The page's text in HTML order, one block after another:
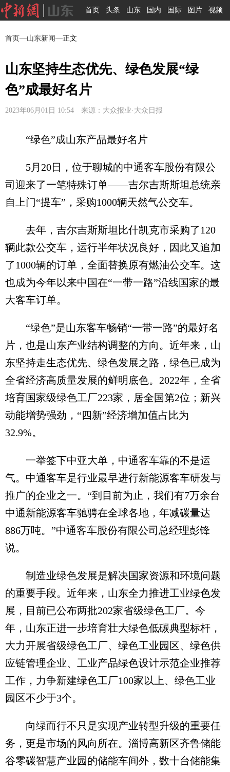
首页 头条 山东 国内 国际 图片 视频
首页—山东新闻—正文
山东坚持生态优先、绿色发展“绿
色”成最好名片
2023年06月01日 10:54 来源：大众报业·大众日报
“绿色”成山东产品最好名片
5月20日，位于聊城的中通客车股份有限公
司迎来了一笔特殊订单——吉尔吉斯斯坦总统亲
自上门“提车”，采购1000辆天然气公交车。
去年，吉尔吉斯斯坦比什凯克市采购了120
辆此款公交车，运行半年状况良好，因此又追加
了1000辆的订单，全面替换原有燃油公交车。这
也成为今年以来中国在“一带一路”沿线国家的最
大客车订单。
“绿色”是山东客车畅销“一带一路”的最好名
片，也是山东产业结构调整的方向。近年来，山
东坚持走生态优先、绿色发展之路，绿色已成为
全省经济高质量发展的鲜明底色。2022年，全省
培育国家级绿色工厂223家，居全国第2位；新兴
动能增势强劲，“四新”经济增加值占比为
32.9%。
一举签下中亚大单，中通客车靠的不是运
气。中通客车是行业最早进行新能源客车研发与
推广的企业之一。“到目前为止，我们有7万余台
中通新能源客车驰骋在全球各地，年减碳量达
886万吨。”中通客车股份有限公司总经理彭锋
说。
制造业绿色发展是解决国家资源和环境问题
的重要手段。近年来，山东全力推进工业绿色发
展，目前已公布两批202家省级绿色工厂。今
年，山东正进一步培育壮大绿色低碳典型标杆，
大力开展省级绿色工厂、绿色工业园区、绿色供
应链管理企业、工业产品绿色设计示范企业推荐
工作，力争新建绿色工厂100家以上、绿色工业
园区不少于3个。
向绿而行不只是实现产业转型升级的重要任
务，更是市场的风向所在。淄博高新区齐鲁储能
谷零碳智慧产业园的储能车间外，数十台储能集